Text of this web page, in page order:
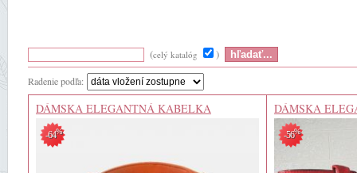
(celý katalóg )
Radenie podľa:
DÁMSKA ELEGANTNÁ KABELKA
-64%
DÁMSKA
-56%